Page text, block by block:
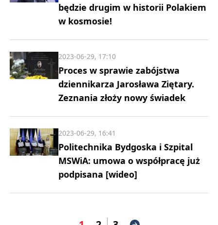
będzie drugim w historii Polakiem
w kosmosie!
Proces w sprawie zabójstwa
dziennikarza Jarosława Ziętary.
Zeznania złoży nowy świadek
2023-06-29, 17:10
Politechnika Bydgoska i Szpital
MSWiA: umowa o współpracę już
podpisana [wideo]
2023-06-29, 16:41